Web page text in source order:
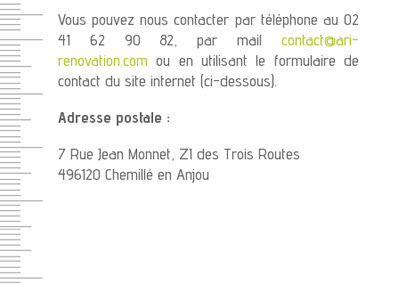
Vous pouvez nous contacter par téléphone au 02
41 62 90 82, par mailcontact@ari-
renovation.com ou en utilisant le formulaire de
contact du site internet (ci-dessous).
Adresse postale :
7 Rue Jean Monnet, ZI des Trois Routes
496120 Chemillé en Anjou